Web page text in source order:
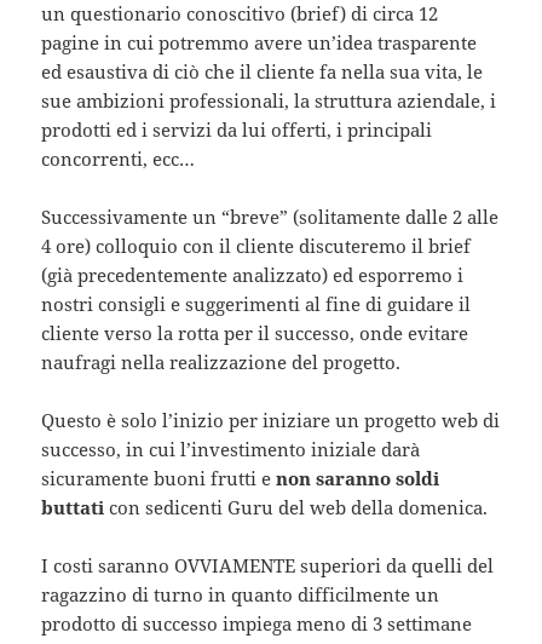
un questionario conoscitivo (brief) di circa 12
pagine in cui potremmo avere un’idea trasparente
ed esaustiva di ciò che il cliente fa nella sua vita, le
sue ambizioni professionali, la struttura aziendale, i
prodotti ed i servizi da lui offerti, i principali
concorrenti, ecc…
Successivamente un “breve” (solitamente dalle 2 alle
4 ore) colloquio con il cliente discuteremo il brief
(già precedentemente analizzato) ed esporremo i
nostri consigli e suggerimenti al fine di guidare il
cliente verso la rotta per il successo, onde evitare
naufragi nella realizzazione del progetto.
Questo è solo l’inizio per iniziare un progetto web di
successo, in cui l’investimento iniziale darà
sicuramente buoni frutti enon saranno soldi
buttati con sedicenti Guru del web della domenica.
I costi saranno OVVIAMENTE superiori da quelli del
ragazzino di turno in quanto difficilmente un
prodotto di successo impiega meno di 3 settimane